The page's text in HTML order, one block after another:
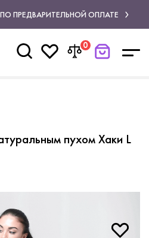
ПРЕДВАРИТЕЛЬНОЙ ОПЛАТЕ
0
пухом Хаки L